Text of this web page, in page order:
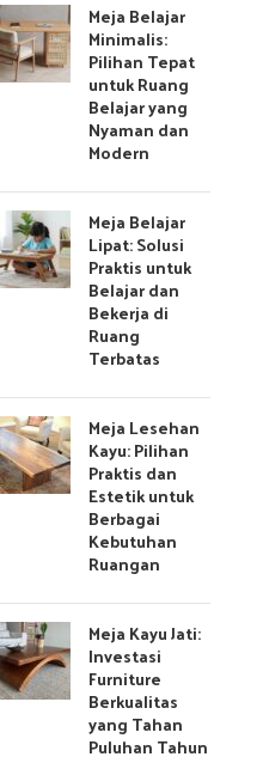
Meja Belajar
Minimalis:
Pilihan Tepat
untuk Ruang
Belajar yang
Nyaman dan
Modern
Meja Belajar
Lipat: Solusi
Praktis untuk
Belajar dan
Bekerja di
Ruang
Terbatas
Meja Lesehan
Kayu: Pilihan
Praktis dan
Estetik untuk
Berbagai
Kebutuhan
Ruangan
Meja Kayu Jati:
Investasi
Furniture
Berkualitas
yang Tahan
Puluhan Tahun